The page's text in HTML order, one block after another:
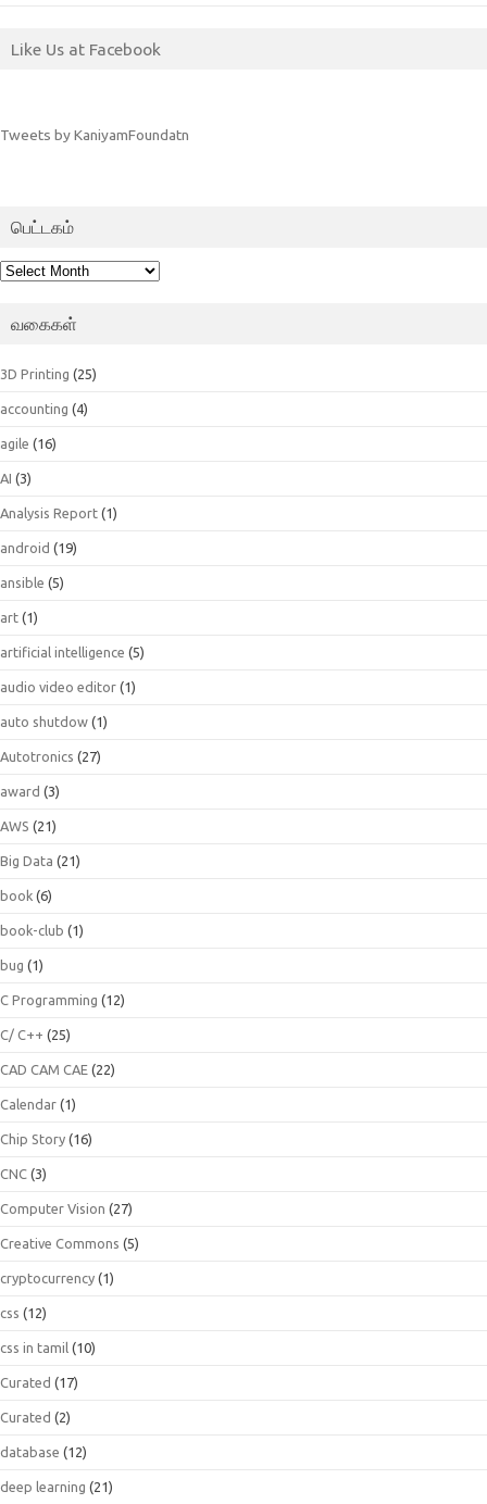
Like Us at Facebook
Tweets by KaniyamFoundatn
பெட்டகம்
பெட்டகம்
வகைகள்
3D Printing (25)
accounting (4)
agile (16)
AI (3)
Analysis Report (1)
android (19)
ansible (5)
art (1)
artificial intelligence (5)
audio video editor (1)
auto shutdow (1)
Autotronics (27)
award (3)
AWS (21)
Big Data (21)
book (6)
book-club (1)
bug (1)
C Programming (12)
C/ C++ (25)
CAD CAM CAE (22)
Calendar (1)
Chip Story (16)
CNC (3)
Computer Vision (27)
Creative Commons (5)
cryptocurrency (1)
css (12)
css in tamil (10)
Curated (17)
Curated (2)
database (12)
deep learning (21)